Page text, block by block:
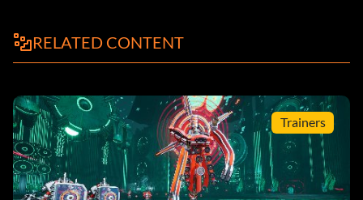
RELATED CONTENT
Trainers